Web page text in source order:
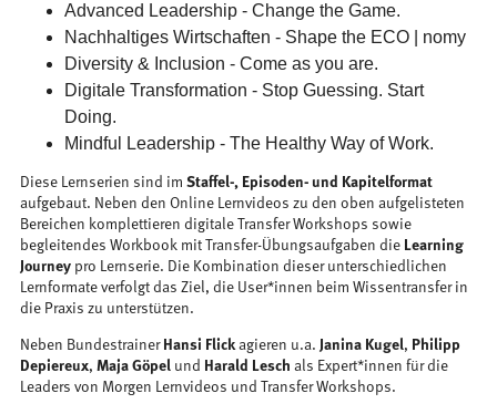
Advanced Leadership - Change the Game.
Nachhaltiges Wirtschaften - Shape the ECO | nomy
Diversity & Inclusion - Come as you are.
Digitale Transformation - Stop Guessing. Start
Doing.
Mindful Leadership - The Healthy Way of Work.
Diese Lernserien sind im Staffel-, Episoden- und Kapitelformat
aufgebaut. Neben den Online Lernvideos zu den oben aufgelisteten
Bereichen komplettieren digitale Transfer Workshops sowie
begleitendes Workbook mit Transfer-Übungsaufgaben die Learning
Journeypro Lernserie. Die Kombination dieser unterschiedlichen
Lernformate verfolgt das Ziel, die User*innen beim Wissentransfer in
die Praxis zu unterstützen.
Neben Bundestrainer Hansi Flickagieren u.a. Janina Kugel, Philipp
Depiereux, Maja Göpelund Harald Lesch als Expert*innen für die
Leaders von Morgen Lernvideos und Transfer Workshops.